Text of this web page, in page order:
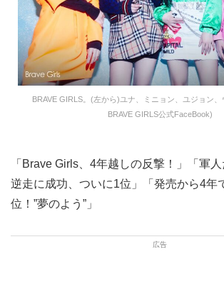
BRAVE GIRLS。(左から)ユナ、ミニョン、ユジョン、
BRAVE GIRLS公式FaceBook)
「Brave Girls、4年越しの反撃！」「軍
逆走に成功、ついに1位」「発売から4年
位！”夢のよう”」